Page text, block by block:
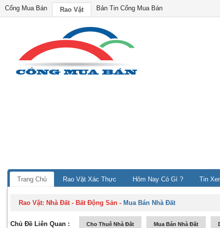
Cổng Mua Bán Rao Vặt Bản Tin Cổng Mua Bán
Trang Chủ Rao Vặt Xác Thực Hôm Nay Có Gì ? Tin
Rao Vặt: Nhà Đất - Bất Động Sản - Mua Bán Nhà Đất
Chủ Đề Liên Quan : Cho Thuê Nhà Đất Mua Bán Nhà Đất